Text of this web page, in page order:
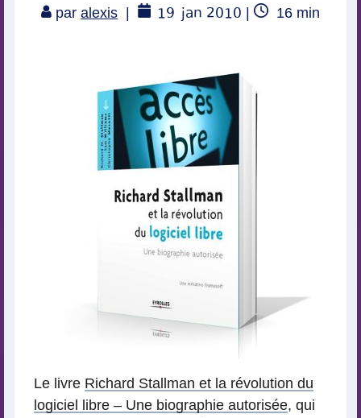
paralexis 19 jan 2010
Temps
16min
Le livre Richard Stallman et la révolution du
logiciel libre – Une biographie autorisée, qui